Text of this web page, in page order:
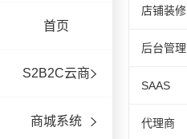
首页
S2B2C云商
商城系统
店铺装修
后台管理
SAAS
代理商